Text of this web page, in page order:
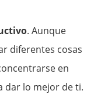
. Aunque
diferentes cosas
en
dar lo mejor de ti.